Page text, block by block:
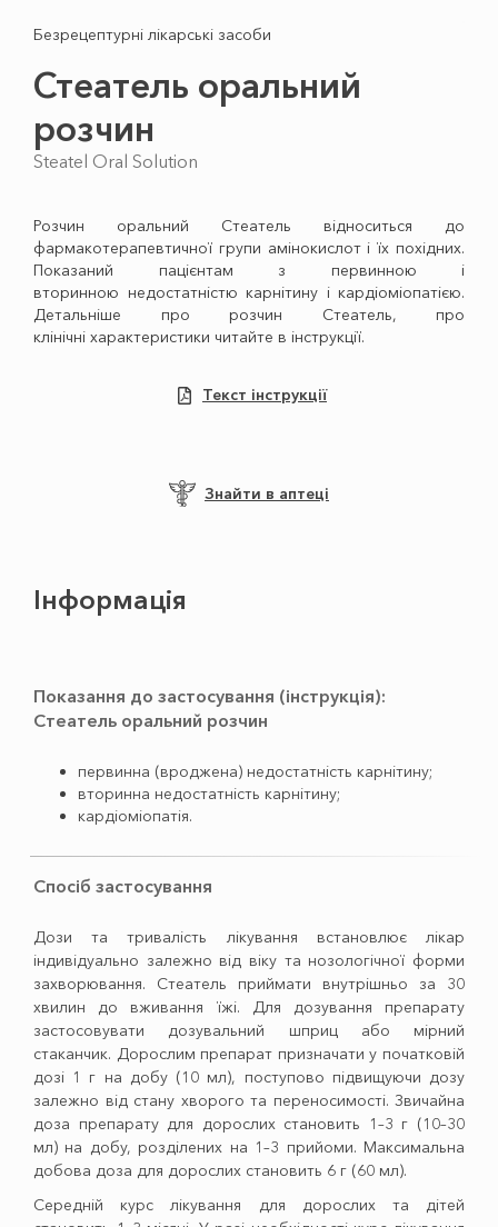
Безрецептурні лікарські засоби
Стеатель оральний
розчин
Steatel Oral Solution
Розчин оральний Стеатель відноситься до
фармакотерапевтичної групи амінокислот і їх похідних.
Показаний пацієнтам з первинною і
вторинною недостатністю карнітину і кардіоміопатією.
Детальніше про розчин Стеатель, про
клінічні характеристики читайте в інструкції.
Текст інструкції
Знайти в аптеці
Інформація
Показання до застосування (інструкція):
Стеатель оральний розчин
первинна (вроджена) недостатність карнітину;
вторинна недостатність карнітину;
кардіоміопатія.
Спосіб застосування
Дози та тривалість лікування встановлює лікар
індивідуально залежно від віку та нозологічної форми
захворювання. Стеатель приймати внутрішньо за 30
хвилин до вживання їжі. Для дозування препарату
застосовувати дозувальний шприц або мірний
стаканчик. Дорослим препарат призначати у початковій
дозі 1 г на добу (10 мл), поступово підвищуючи дозу
залежно від стану хворого та переносимості. Звичайна
доза препарату для дорослих становить 1–3 г (10–30
мл) на добу, розділених на 1–3 прийоми. Максимальна
добова доза для дорослих становить 6 г (60 мл).
Середній курс лікування для дорослих та дітей